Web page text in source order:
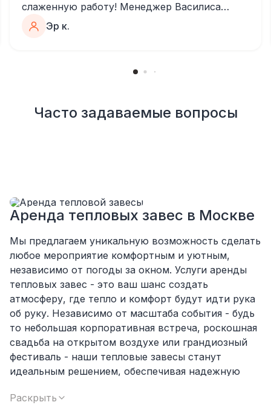
слаженную работу! Менеджер Василиса
очень быстро и качественно обрабатывала
Все приехало вовремя, в хорошем
состоянии. Ребята сами все поставили,
подрядчиком еще раз :)
Эр к.
Часто задаваемые вопросы
Аренда тепловых завес в Москве
Мы предлагаем уникальную возможность сделать
любое мероприятие комфортным и уютным,
независимо от погоды за окном. Услуги аренды
тепловых завес - это ваш шанс создать
атмосферу, где тепло и комфорт будут идти рука
об руку. Независимо от масштаба события - будь
то небольшая корпоративная встреча, роскошная
свадьба на открытом воздухе или грандиозный
фестиваль - наши тепловые завесы станут
идеальным решением, обеспечивая надежную
Раскрыть